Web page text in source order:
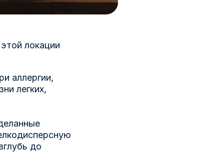
аллергии,
легких,
до
локации